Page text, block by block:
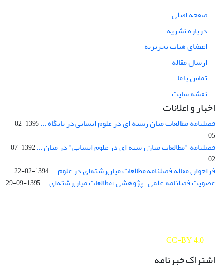
صفحه اصلی
درباره نشریه
اعضای هیات تحریریه
ارسال مقاله
تماس با ما
نقشه سایت
اخبار و اعلانات
فصلنامه مطالعات میان رشته ای در علوم انسانی در پایگاه ...
1395-02-
05
فصلنامه "مطالعات میان رشته ای در علوم انسانی" در میان ...
1392-07-
02
فراخوان مقاله فصلنامه مطالعات میان‌رشته‌ای در علوم ...1394-02-22
عضویت فصلنامه علمی- پژوهشی «مطالعات میان‌رشته‌ای ...1395-09-29
CC-BY 4.0
اشتراک خبرنامه